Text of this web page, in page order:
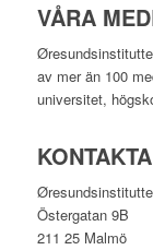
VÅRA
av mer än 100
universitet,
Östergatan 9B
211 25 Malmö